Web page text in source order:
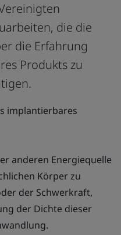
die die
die Erfahrung
Produkts zu
implantierbares
anderen Energiequelle
Körper zu
der Schwerkraft,
der Dichte dieser